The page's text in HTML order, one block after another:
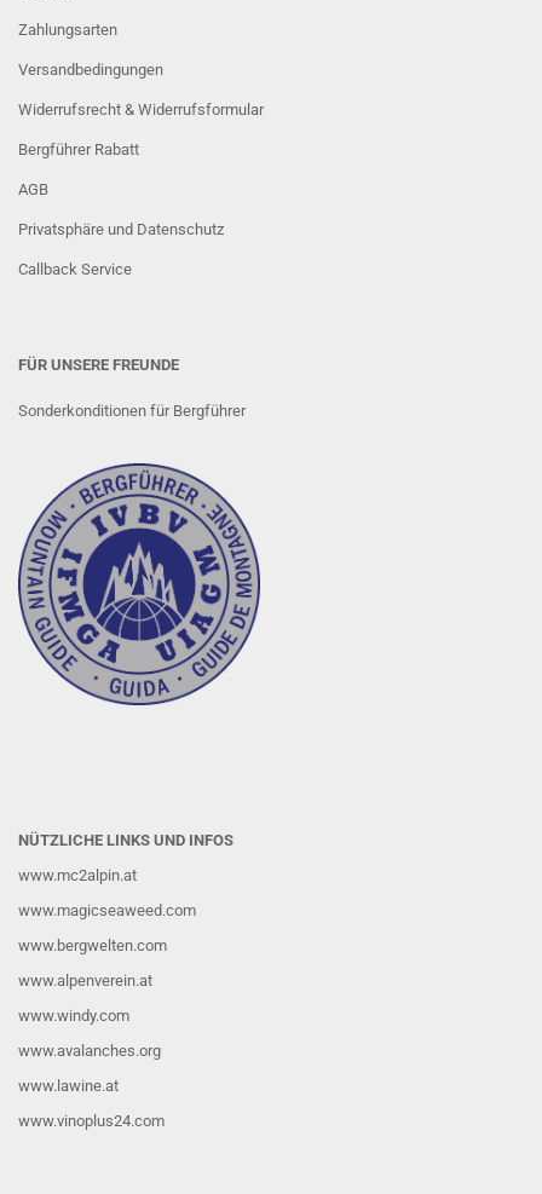
Zahlungsarten
Versandbedingungen
Widerrufsrecht & Widerrufsformular
Bergführer Rabatt
AGB
Privatsphäre und Datenschutz
Callback Service
FÜR UNSERE FREUNDE
Sonderkonditionen für Bergführer
NÜTZLICHE LINKS UND INFOS
www.mc2alpin.at
www.magicseaweed.com
www.bergwelten.com
www.alpenverein.at
www.windy.com
www.avalanches.org
www.lawine.at
www.vinoplus24.com